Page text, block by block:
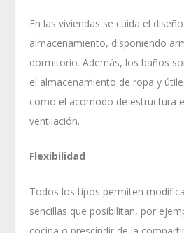
En las viviendas se cuida el
almacenamiento, disponiendo
dormitorio. Además, los baños
el almacenamiento de ropa y
como el acomodo de estructura
ventilación.
Flexibilidad
Todos los tipos permiten
sencillas que posibilitan, por
cocina o prescindir de la